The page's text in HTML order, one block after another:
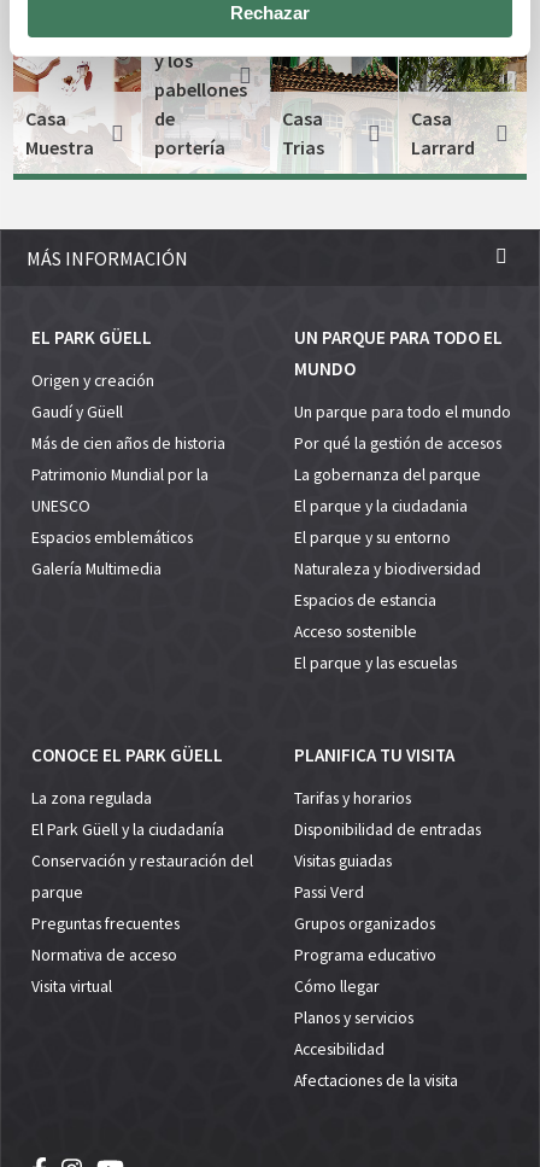
Rechazar
Casa
Muestra
acceso
y los
pabellones
de
portería
Casa
Trias
Casa
Larrard
MÁS INFORMACIÓN
EL PARK GÜELL
Origen y creación
Gaudí y Güell
Más de cien años de historia
Patrimonio Mundial por la
UNESCO
Espacios emblemáticos
Galería Multimedia
UN PARQUE PARA TODO EL
MUNDO
Un parque para todo el mundo
Por qué la gestión de accesos
La gobernanza del parque
El parque y la ciudadania
El parque y su entorno
Naturaleza y biodiversidad
Espacios de estancia
Acceso sostenible
El parque y las escuelas
CONOCE EL PARK GÜELL
La zona regulada
El Park Güell y la ciudadanía
Conservación y restauración del
parque
Preguntas frecuentes
Normativa de acceso
Visita virtual
PLANIFICA TU VISITA
Tarifas y horarios
Disponibilidad de entradas
Visitas guiadas
Passi Verd
Grupos organizados
Programa educativo
Cómo llegar
Planos y servicios
Accesibilidad
Afectaciones de la visita